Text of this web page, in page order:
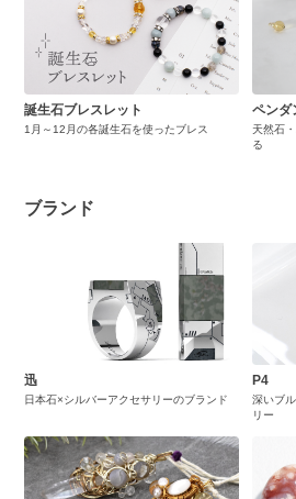
誕生石ブレスレット
1月～12月の各誕生石を使ったブレス
ペンダ
天然石
る
ブランド
迅
日本石×シルバーアクセサリーのブランド
P4
深いブ
リー